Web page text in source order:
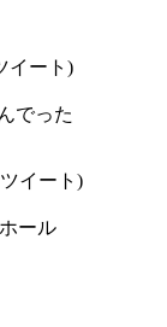
イート)
でった
イート)
ール